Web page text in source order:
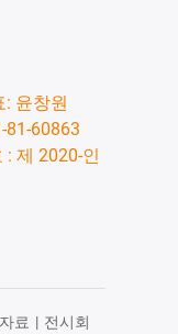
: 윤창원
81-60863
: 제 2020-인
료 | 전시회